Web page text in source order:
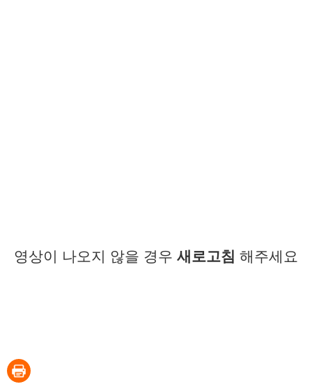
영상이 나오지 않을 경우 새로고침 해주세요